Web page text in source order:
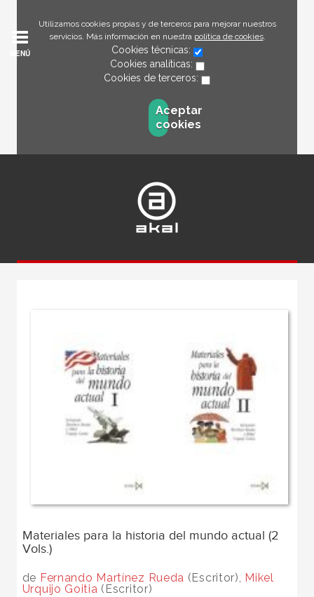
Utilizamos cookies propias y de terceros para mejorar nuestros
servicios. Más información en nuestra política de cookies.
Cookies técnicas:
Cookies analíticas:
Cookies de terceros:
Aceptar
cookies
MENÚ
Materiales para la historia del mundo actual (2
Vols.)
de Fernando Martínez Rueda (Escritor), Mikel
Urquijo Goitia (Escritor)